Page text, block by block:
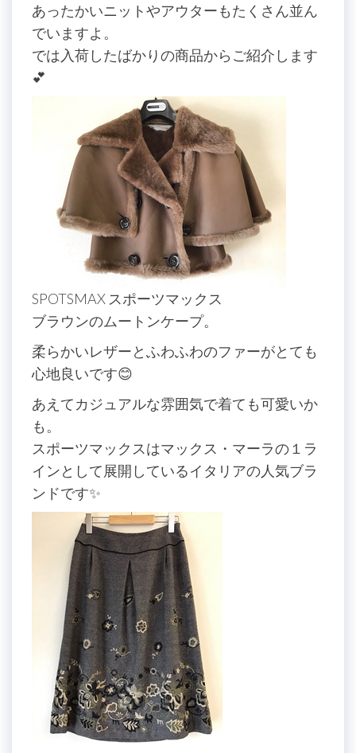
あったかいニットやアウターもたくさん並ん
でいますよ。
では入荷したばかりの商品からご紹介します
💕
SPOTSMAX スポーツマックス
ブラウンのムートンケープ。
柔らかいレザーとふわふわのファーがとても
心地良いです😊
あえてカジュアルな雰囲気で着ても可愛いか
も。
スポーツマックスはマックス・マーラの１ラ
インとして展開しているイタリアの人気ブラ
ンドです✨